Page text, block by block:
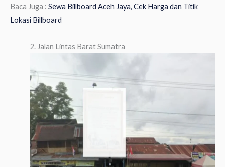
Baca Juga : Sewa Billboard Aceh Jaya, Cek Harga dan Titik
Lokasi Billboard
2. Jalan Lintas Barat Sumatra